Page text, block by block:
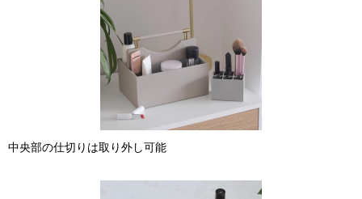
中央部の仕切りは取り外し可能